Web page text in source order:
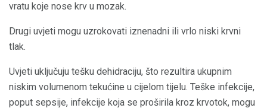
vratu koje nose krv u mozak.
Drugi uvjeti mogu uzrokovati iznenadni ili vrlo niski krvni
tlak.
Uvjeti uključuju tešku dehidraciju, što rezultira ukupnim
niskim volumenom tekućine u cijelom tijelu. Teške infekcije,
poput sepsije, infekcije koja se proširila kroz krvotok, mogu